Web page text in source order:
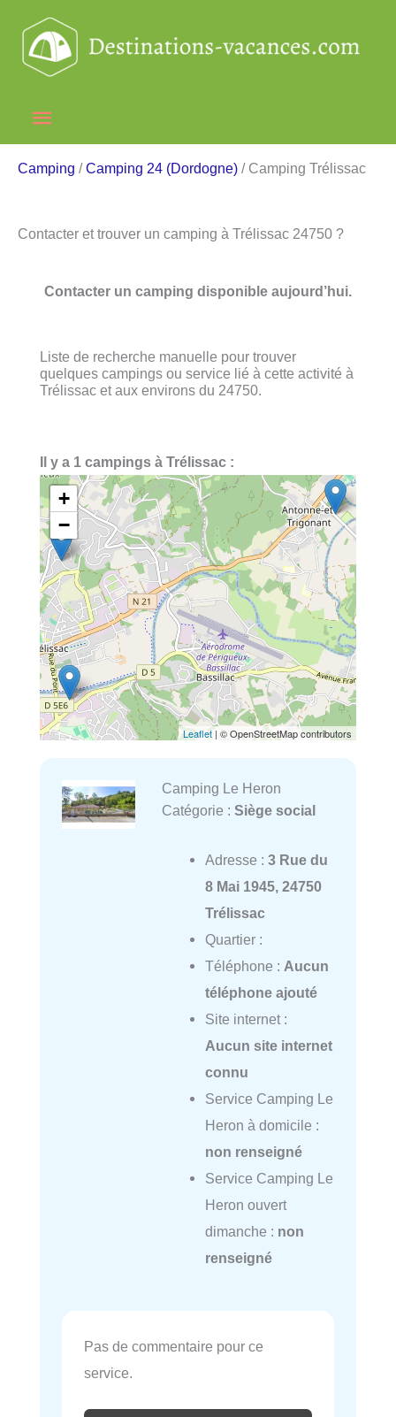
contenu
Menu
principal
Camping /Camping 24 (Dordogne) / Camping Trélissac
Contacter et trouver un camping à Trélissac 24750 ?
Contacter un camping disponible aujourd’hui.
Liste de recherche manuelle pour trouver
quelques campings ou service lié à cette activité à
Trélissac et aux environs du 24750.
Il y a 1 campings à Trélissac :
+
−
Leaflet | © OpenStreetMap contributors
Camping Le Heron
Catégorie : Siège social
Adresse : 3 Rue du
8 Mai 1945, 24750
Trélissac
Quartier :
Téléphone : Aucun
téléphone ajouté
Site internet :
Aucun site internet
connu
Service Camping Le
Heron à domicile :
non renseigné
Service Camping Le
Heron ouvert
dimanche : non
renseigné
Pas de commentaire pour ce
service.